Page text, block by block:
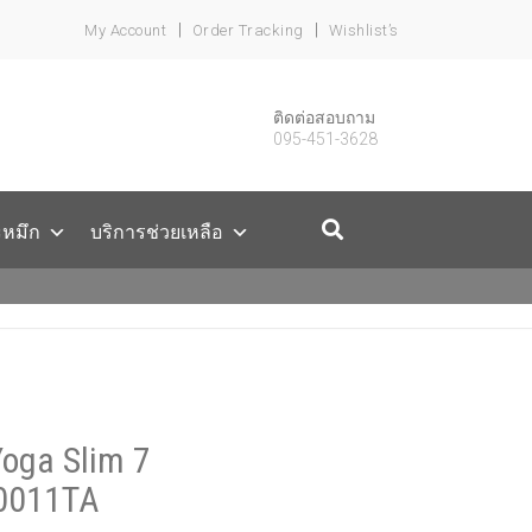
My Account Order Tracking Wishlist’s
ติดต่อสอบถาม
095-451-3628
หมึก บริการช่วยเหลือ
Slim 7